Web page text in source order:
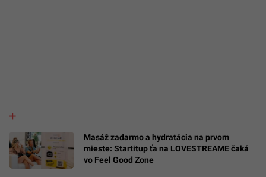
Masáž zadarmo a hydratácia na prvom
mieste: Startitup ťa na LOVESTREAME čaká
vo Feel Good Zone